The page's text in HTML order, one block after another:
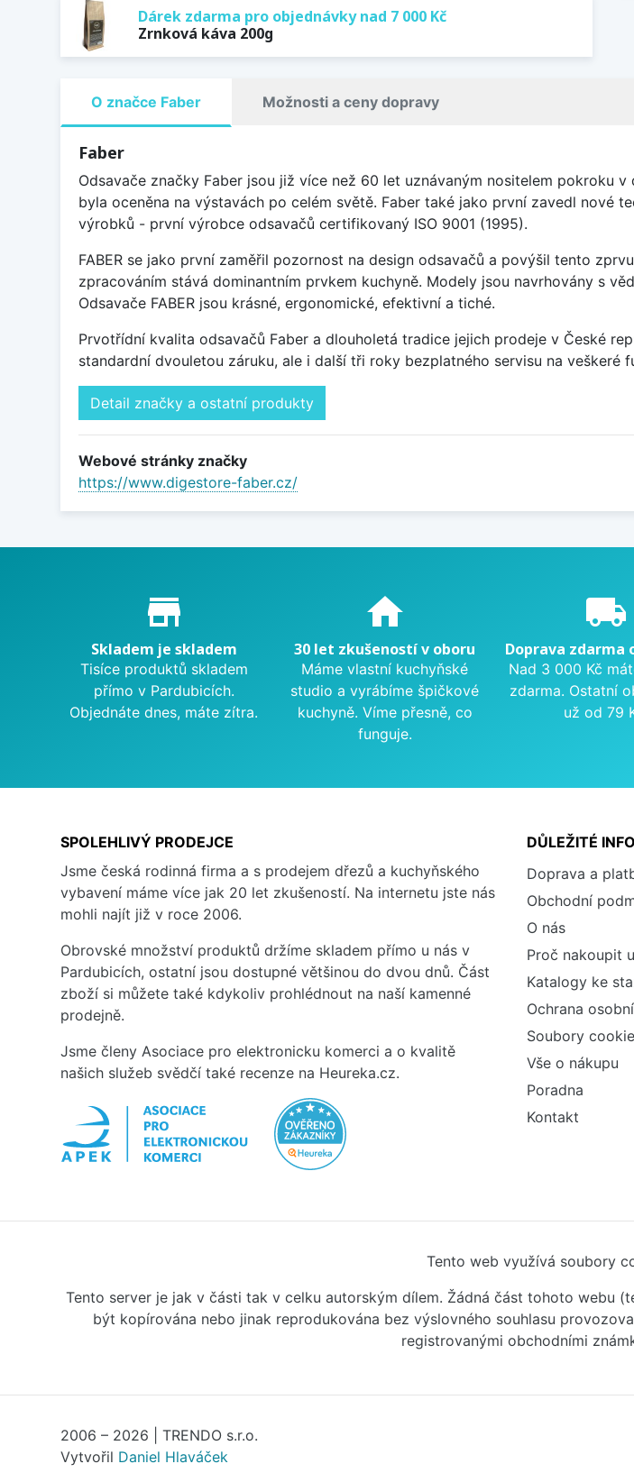
Dárek zdarma pro objednávky nad 7 000 Kč
Zrnková káva 200g
O značce Faber Možnosti a ceny dopravy
Faber
Odsavače značky Faber jsou již více než 60 let uznávaným nositelem pokroku
byla oceněna na výstavách po celém světě. Faber také jako první zavedl nové
výrobků - první výrobce odsavačů certifikovaný ISO 9001 (1995).
FABER se jako první zaměřil pozornost na design odsavačů a povýšil tento
zpracováním stává dominantním prvkem kuchyně. Modely jsou navrhovány s
Odsavače FABER jsou krásné, ergonomické, efektivní a tiché.
Prvotřídní kvalita odsavačů Faber a dlouholetá tradice jejich prodeje v České
standardní dvouletou záruku, ale i další tři roky bezplatného servisu na veškeré
Detail značky a ostatní produkty
Webové stránky značky
https://www.digestore-faber.cz/
Proč nakupovat u nás?
store_mall_directory
Skladem je skladem
Tisíce produktů skladem
přímo v Pardubicích.
Objednáte dnes, máte zítra.
home
30 let zkušeností v oboru
Máme vlastní kuchyňské
studio a vyrábíme špičkové
kuchyně. Víme přesně, co
funguje.
local_shipping
Doprava zdarma
Nad 3 000 Kč
zdarma. Ostatní
už od 79
SPOLEHLIVÝ PRODEJCE
Jsme česká rodinná firma a s prodejem dřezů a kuchyňského
vybavení máme více jak 20 let zkušeností. Na internetu jste nás
mohli najít již v roce 2006.
Obrovské množství produktů držíme skladem přímo u nás v
Pardubicích, ostatní jsou dostupné většinou do dvou dnů. Část
zboží si můžete také kdykoliv prohlédnout na naší kamenné
prodejně.
Jsme členy Asociace pro elektronicku komerci a o kvalitě
našich služeb svědčí také recenze na Heureka.cz.
DŮLEŽITÉ
Doprava a
Obchodní
O nás
Proč nakoupit
Katalogy ke
Ochrana
Soubory
Vše o nákupu
Poradna
Kontakt
Tento web využívá soubory
Tento server je jak v části tak v celku autorským dílem. Žádná část tohoto webu
být kopírována nebo jinak reprodukována bez výslovného souhlasu
registrovanými obchodními
2006 – 2026 | TRENDO s.r.o.
Vytvořil Daniel Hlaváček